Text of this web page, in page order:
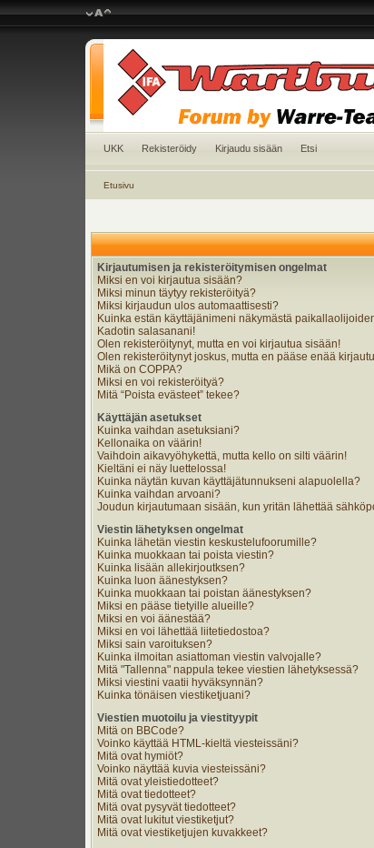
UKK Rekisteröidy Kirjaudu sisään Etsi
Etusivu
Kirjautumisen ja rekisteröitymisen ongelmat
Miksi en voi kirjautua sisään?
Miksi minun täytyy rekisteröityä?
Miksi kirjaudun ulos automaattisesti?
Kuinka estän käyttäjänimeni näkymästä
Kadotin salasanani!
Olen rekisteröitynyt, mutta en voi kirjautua sisään!
Olen rekisteröitynyt joskus, mutta en pääse enää
Mikä on COPPA?
Miksi en voi rekisteröityä?
Mitä “Poista evästeet” tekee?
Käyttäjän asetukset
Kuinka vaihdan asetuksiani?
Kellonaika on väärin!
Vaihdoin aikavyöhykettä, mutta kello on silti väärin!
Kieltäni ei näy luettelossa!
Kuinka näytän kuvan käyttäjätunnukseni alapuolella?
Kuinka vaihdan arvoani?
Joudun kirjautumaan sisään, kun yritän lähettää
Viestin lähetyksen ongelmat
Kuinka lähetän viestin keskustelufoorumille?
Kuinka muokkaan tai poista viestin?
Kuinka lisään allekirjoutksen?
Kuinka luon äänestyksen?
Kuinka muokkaan tai poistan äänestyksen?
Miksi en pääse tietyille alueille?
Miksi en voi äänestää?
Miksi en voi lähettää liitetiedostoa?
Miksi sain varoituksen?
Kuinka ilmoitan asiattoman viestin valvojalle?
Mitä "Tallenna" nappula tekee viestien lähetyksessä?
Miksi viestini vaatii hyväksynnän?
Kuinka tönäisen viestiketjuani?
Viestien muotoilu ja viestityypit
Mitä on BBCode?
Voinko käyttää HTML-kieltä viesteissäni?
Mitä ovat hymiöt?
Voinko näyttää kuvia viesteissäni?
Mitä ovat yleistiedotteet?
Mitä ovat tiedotteet?
Mitä ovat pysyvät tiedotteet?
Mitä ovat lukitut viestiketjut?
Mitä ovat viestiketjujen kuvakkeet?